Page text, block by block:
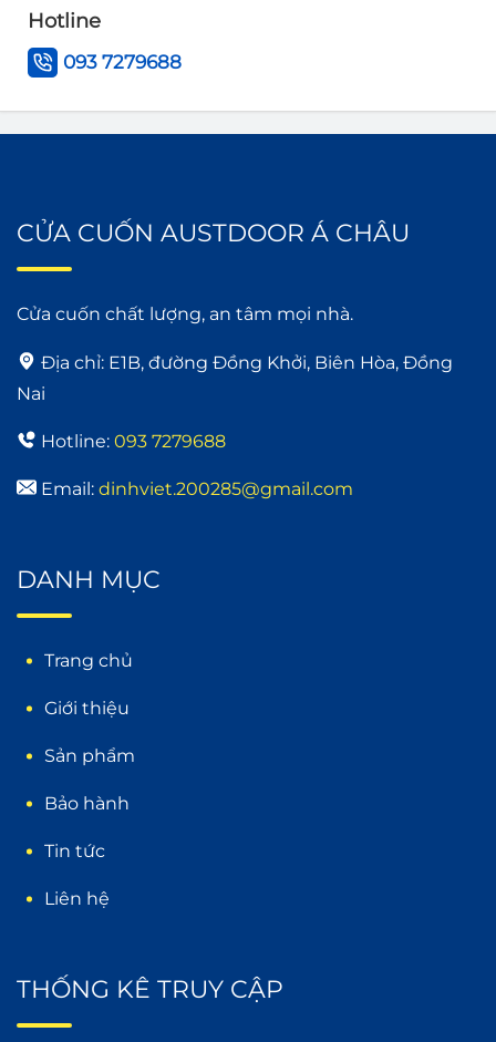
Hotline
093 7279688
CỬA CUỐN AUSTDOOR Á CHÂU
Cửa cuốn chất lượng, an tâm mọi nhà.
Địa chỉ: E1B, đường Đồng Khởi, Biên Hòa, Đồng
Nai
Hotline: 093 7279688
Email: dinhviet.200285@gmail.com
DANH MỤC
Trang chủ
Giới thiệu
Sản phẩm
Bảo hành
Tin tức
Liên hệ
THỐNG KÊ TRUY CẬP